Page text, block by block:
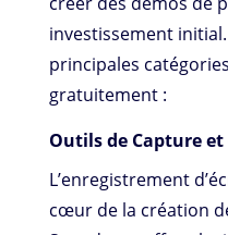
investissement
principales
gratuitement :
Outils de Capture
L’enregistrement
cœur de la création